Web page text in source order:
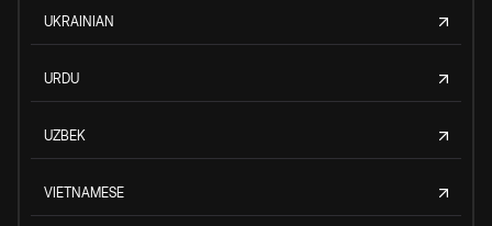
UKRAINIAN
URDU
UZBEK
VIETNAMESE